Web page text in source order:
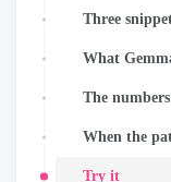
The numbers
Try it